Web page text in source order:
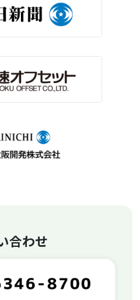
合わせ